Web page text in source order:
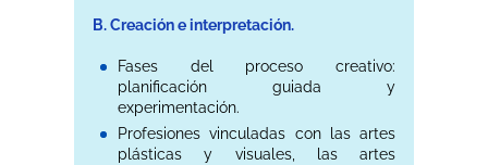
B. Creación e interpretación.
Fases del proceso creativo:
planificación guiada y
experimentación.
Profesiones vinculadas con las artes
plásticas y visuales, las artes